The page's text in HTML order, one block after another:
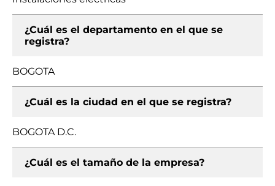
¿Cuál es el departamento en el que se
registra?
BOGOTA
¿Cuál es la ciudad en el que se registra?
BOGOTA D.C.
¿Cuál es el tamaño de la empresa?